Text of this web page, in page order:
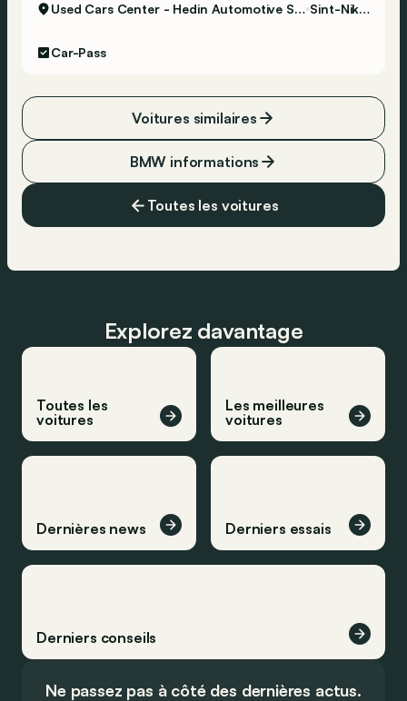
Used Cars Center - Hedin Automotive Sint-Niklaas Sint-Niklaas
Car-Pass
Toutes les voitures
BMW informations
Voitures similaires
Explorez davantage
Toutes les
voitures
Les meilleures
voitures
Dernières news Derniers essais
Derniers conseils
Ne passez pas à côté des dernières actus.